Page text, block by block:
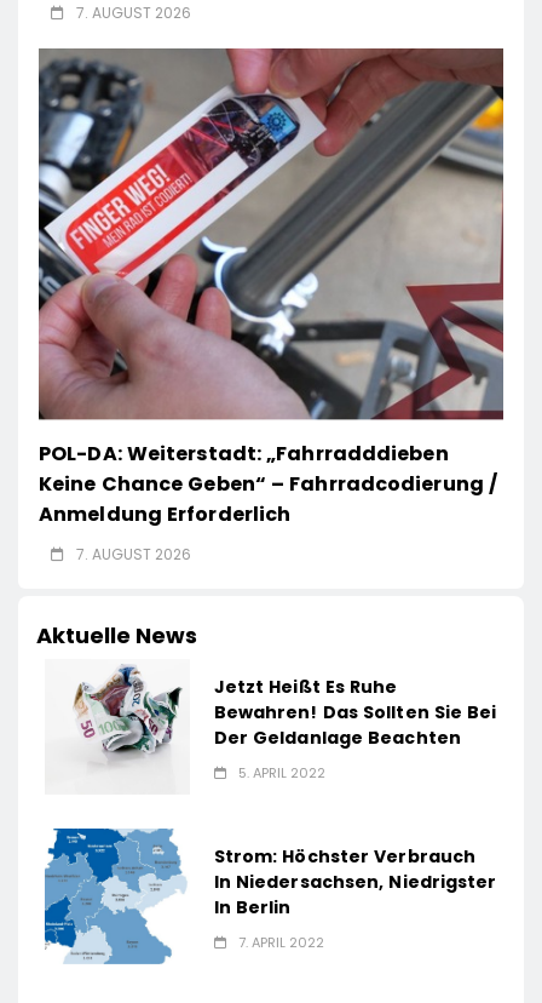
7. AUGUST 2026
POL-DA: Weiterstadt: „Fahrradddieben
Keine Chance Geben“ – Fahrradcodierung /
Anmeldung Erforderlich
7. AUGUST 2026
Aktuelle News
Jetzt Heißt Es Ruhe
Bewahren! Das Sollten Sie Bei
Der Geldanlage Beachten
5. APRIL 2022
Strom: Höchster Verbrauch
In Niedersachsen, Niedrigster
In Berlin
7. APRIL 2022